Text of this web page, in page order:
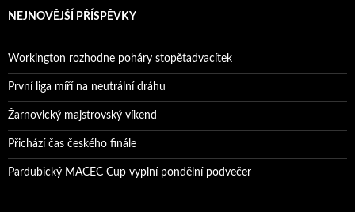
NEJNOVĚJŠÍ PŘÍSPĚVKY
Workington rozhodne poháry stopětadvacítek
První liga míří na neutrální dráhu
Žarnovický majstrovský víkend
Přichází čas českého finále
Pardubický MACEC Cup vyplní pondělní podvečer